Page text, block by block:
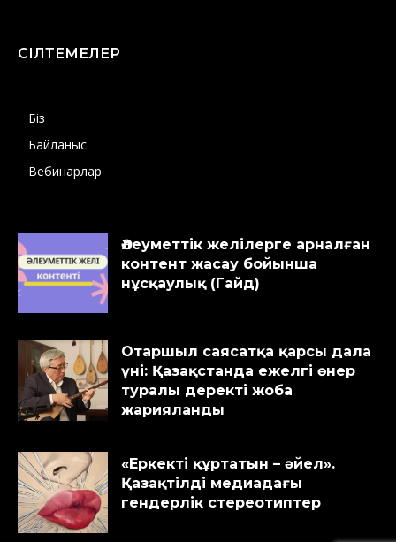
СІЛТЕМЕЛЕР
Біз
Байланыс
Вебинарлар
Әлеуметтік желілерге арналған
контент жасау бойынша
нұсқаулық (Гайд)
Отаршыл саясатқа қарсы дала
үні: Қазақстанда ежелгі өнер
туралы деректі жоба
жарияланды
«Еркекті құртатын – әйел».
Қазақтілді медиадағы
гендерлік стереотиптер